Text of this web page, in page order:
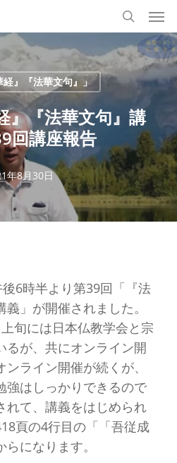
search
経』『法華文句』」
』『法華文句』講
回講座報告
年8月30日
6時半より第39回「『法
」が開催されました。
旬には日本仏教学会と宗
るが、共にオンライン開
ライン開催が続くが、
強はしっかりできるので
れて、講義をはじめられ
頁の4行目の「「吾従成
になります。